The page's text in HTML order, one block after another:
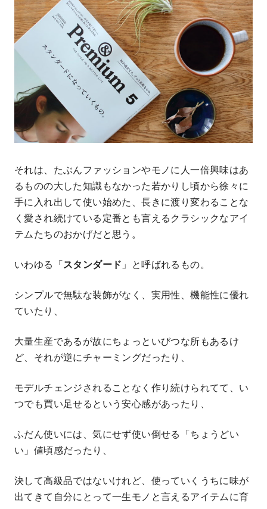
それは、たぶんファッションやモノに人一倍興味はあ
るものの大した知識もなかった若かりし頃から徐々に
手に入れ出して使い始めた、長きに渡り変わることな
く愛され続けている定番とも言えるクラシックなアイ
テムたちのおかげだと思う。
いわゆる「スタンダード 」と呼ばれるもの。
シンプルで無駄な装飾がなく、実用性、機能性に優れ
ていたり、
大量生産であるが故にちょっといびつな所もあるけ
ど、それが逆にチャーミングだったり、
モデルチェンジされることなく作り続けられてて、い
つでも買い足せるという安心感があったり、
ふだん使いには、気にせず使い倒せる「ちょうどい
い」値頃感だったり、
決して高級品ではないけれど、使っていくうちに味が
出てきて自分にとって一生モノと言えるアイテムに育